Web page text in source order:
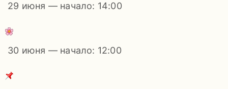
конфиденциальности
29 июня — начало: 14:00
30 июня — начало: 12:00